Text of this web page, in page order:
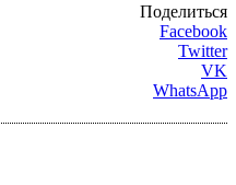
Поделиться
Facebook
Twitter
VK
WhatsApp